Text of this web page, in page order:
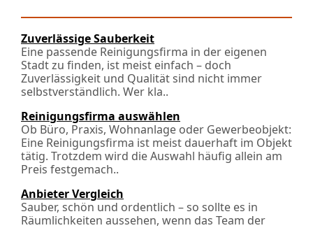
Zuverlässige Sauberkeit
Eine passende Reinigungsfirma in der eigenen
Stadt zu finden, ist meist einfach – doch
Zuverlässigkeit und Qualität sind nicht immer
selbstverständlich. Wer kla..
Reinigungsfirma auswählen
Ob Büro, Praxis, Wohnanlage oder Gewerbeobjekt:
Eine Reinigungsfirma ist meist dauerhaft im Objekt
tätig. Trotzdem wird die Auswahl häufig allein am
Preis festgemach..
Anbieter Vergleich
Sauber, schön und ordentlich – so sollte es in
Räumlichkeiten aussehen, wenn das Team der